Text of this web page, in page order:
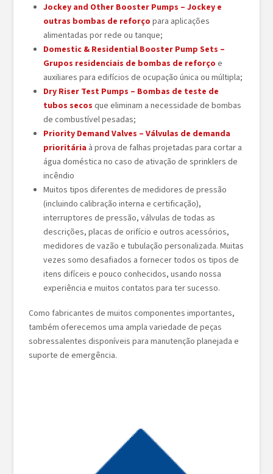
Jockey and Other Booster Pumps – Jockey e
outras bombas de reforço para aplicações
alimentadas por rede ou tanque;
Domestic & Residential Booster Pump Sets –
Grupos residenciais de bombas de reforço e
auxiliares para edifícios de ocupação única ou múltipla;
Dry Riser Test Pumps – Bombas de teste de
tubos secos que eliminam a necessidade de bombas
de combustível pesadas;
Priority Demand Valves – Válvulas de demanda
prioritária à prova de falhas projetadas para cortar a
água doméstica no caso de ativação de sprinklers de
incêndio
Muitos tipos diferentes de medidores de pressão
(incluindo calibração interna e certificação),
interruptores de pressão, válvulas de todas as
descrições, placas de orifício e outros acessórios,
medidores de vazão e tubulação personalizada. Muitas
vezes somo desafiados a fornecer todos os tipos de
itens difíceis e pouco conhecidos, usando nossa
experiência e muitos contatos para ter sucesso.
Como fabricantes de muitos componentes importantes,
também oferecemos uma ampla variedade de peças
sobressalentes disponíveis para manutenção planejada e
suporte de emergência.